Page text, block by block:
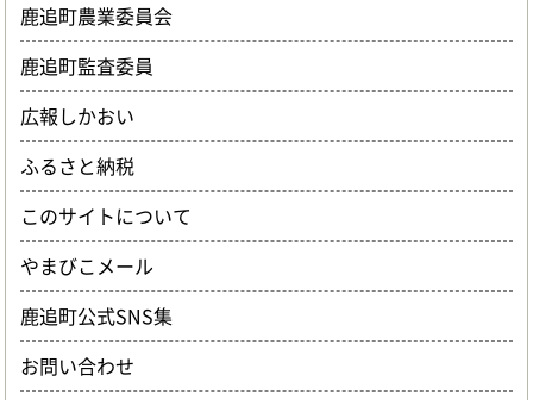
鹿追町農業委員会
鹿追町監査委員
広報しかおい
ふるさと納税
このサイトについて
やまびこメール
鹿追町公式SNS集
お問い合わせ